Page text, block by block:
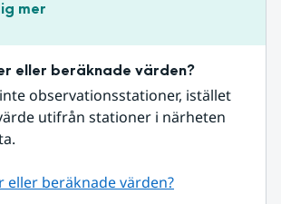
mer
eller beräknade värden?
observationsstationer, istället
utifrån stationer i närheten
eller beräknade värden?